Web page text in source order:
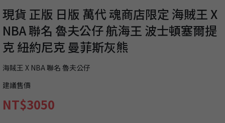
現貨 正版 日版 萬代 魂商店限定 海賊王 X
NBA 聯名 魯夫公仔 航海王 波士頓塞爾提
克 紐約尼克 曼菲斯灰熊
海賊王 X NBA 聯名 魯夫公仔
建議售價
NT$3050